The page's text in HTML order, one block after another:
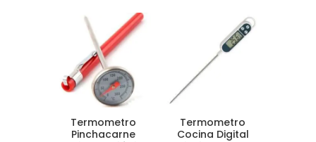
Termometro
Pinchacarne
Termometro
Cocina Digital